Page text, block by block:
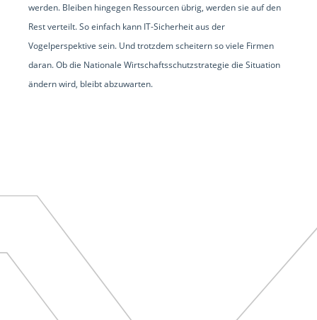
werden. Bleiben hingegen Ressourcen übrig, werden sie auf den
Rest verteilt. So einfach kann IT-Sicherheit aus der
Vogelperspektive sein. Und trotzdem scheitern so viele Firmen
daran. Ob die Nationale Wirtschaftsschutzstrategie die Situation
ändern wird, bleibt abzuwarten.